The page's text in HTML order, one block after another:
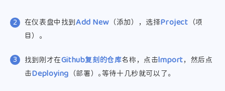
在仪表盘中找到 Add New （添加），选择 Project （项
目）。
找到刚才在Github复刻的仓库名称，点击 lmport ，然后点
击Deploying （部署）。等待十几秒就可以了。